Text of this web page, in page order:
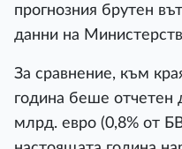
прогнозния брутен
данни на
За сравнение, към
година беше отчетен
млрд. евро (0,8% от